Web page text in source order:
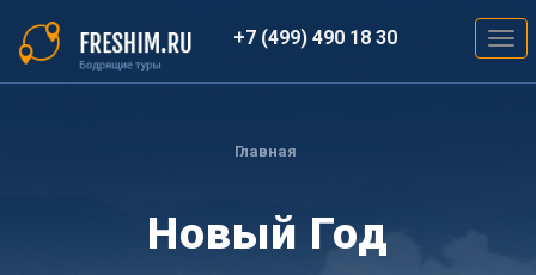
основному
содержанию
+7 (499) 490 18 30
Главная
Новый Год